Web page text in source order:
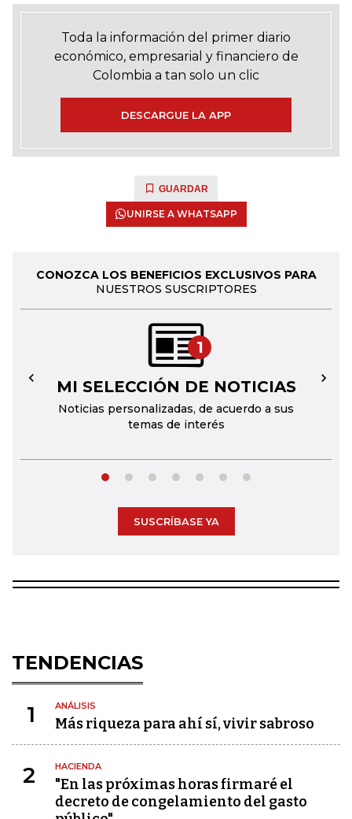
Toda la información del primer diario
económico, empresarial y financiero de
Colombia a tan solo un clic
DESCARGUE LA APP
GUARDAR
UNIRSE A WHATSAPP
CONOZCA LOS BENEFICIOS EXCLUSIVOS PARA
NUESTROS SUSCRIPTORES
1
MI SELECCIÓN DE NOTICIAS
Noticias personalizadas, de acuerdo a sus
temas de interés
← →
SUSCRÍBASE YA
TENDENCIAS
1 ANÁLISIS
Más riqueza para ahí sí, vivir sabroso
2 HACIENDA
"En las próximas horas firmaré el
decreto de congelamiento del gasto